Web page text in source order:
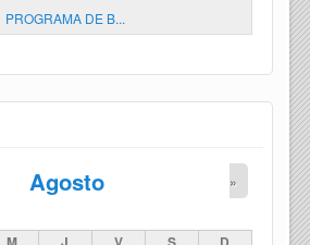
PROGRAMA DE B...
Agosto »